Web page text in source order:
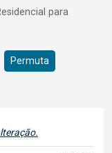
para
Permuta